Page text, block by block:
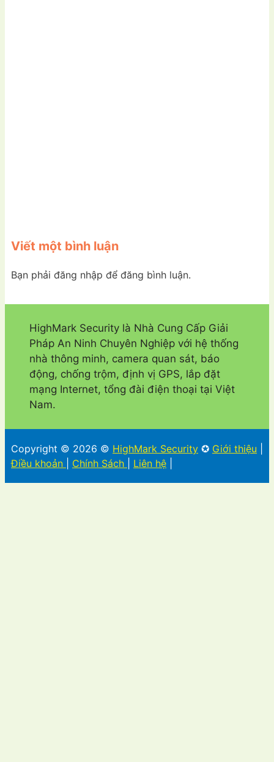
Viết một bình luận
Bạn phải đăng nhập để đăng bình luận.
HighMark Security là Nhà Cung Cấp Giải
Pháp An Ninh Chuyên Nghiệp với hệ thống
nhà thông minh, camera quan sát, báo
động, chống trộm, định vị GPS, lắp đặt
mạng Internet, tổng đài điện thoại tại Việt
Nam.
Copyright © 2026 © HighMark Security ✪ Giới thiệu
Điều khoản
Chính Sách Liên hệ